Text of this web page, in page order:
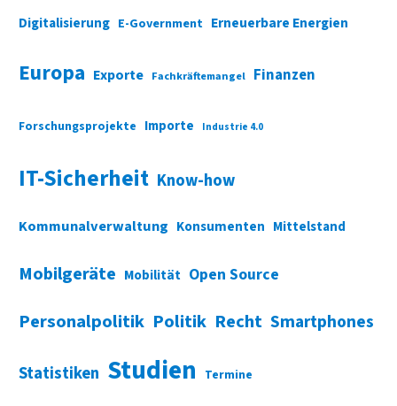
Digitalisierung E-Government Erneuerbare Energien
Europa Exporte Fachkräftemangel Finanzen
Forschungsprojekte Importe Industrie 4.0
IT-Sicherheit Know-how
Kommunalverwaltung Konsumenten Mittelstand
Mobilgeräte Mobilität Open Source
Personalpolitik Politik Recht Smartphones
Statistiken Studien Termine